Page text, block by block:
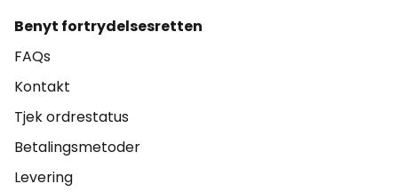
Benyt fortrydelsesretten
FAQs
Kontakt
Tjek ordrestatus
Betalingsmetoder
Levering